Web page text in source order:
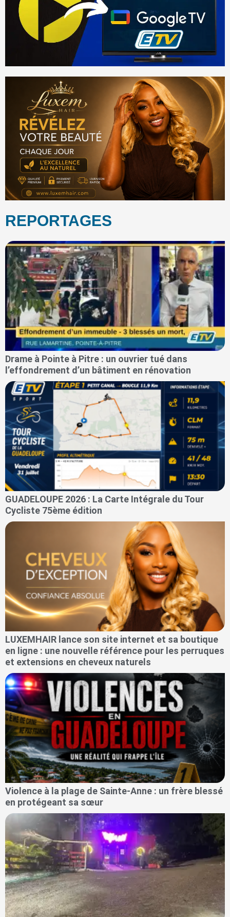
REPORTAGES
Drame à Pointe à Pitre : un ouvrier tué dans
l’effondrement d’un bâtiment en rénovation
GUADELOUPE 2026 : La Carte Intégrale du Tour
Cycliste 75ème édition
LUXEMHAIR lance son site internet et sa boutique
en ligne : une nouvelle référence pour les perruques
et extensions en cheveux naturels
Violence à la plage de Sainte-Anne : un frère blessé
en protégeant sa sœur